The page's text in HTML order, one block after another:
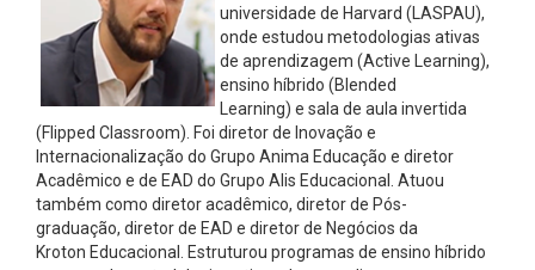
universidade de Harvard (LASPAU),
onde estudou metodologias ativas
de aprendizagem (Active Learning),
ensino híbrido (Blended
Learning) e sala de aula invertida
(Flipped Classroom). Foi diretor de Inovação e
Internacionalização do Grupo Anima Educação e diretor
Acadêmico e de EAD do Grupo Alis Educacional. Atuou
também como diretor acadêmico, diretor de Pós-
graduação, diretor de EAD e diretor de Negócios da
Kroton Educacional. Estruturou programas de ensino híbrido